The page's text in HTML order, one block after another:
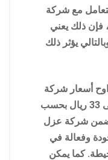
مع شركة
ذلك يعني
يؤثر ذلك
أسعار شركة
عزل صوت بالخرج من 22 ريال حتى 33 ريال بحسب
شركة عزل
وفعالة في
كما يمكن